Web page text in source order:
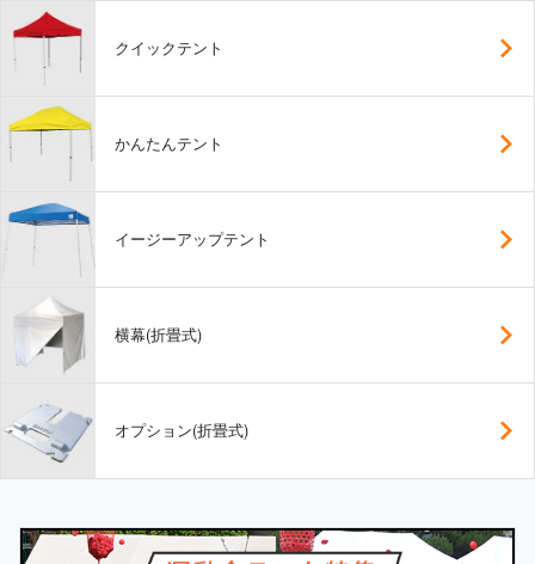
クイックテント
かんたんテント
イージーアップテント
横幕(折畳式)
オプション(折畳式)